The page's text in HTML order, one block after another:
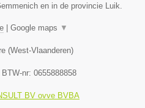
en in de provincie Luik.
| Google maps ▼
(West-Vlaanderen)
, BTW-nr: 0655888858
BV ovve BVBA